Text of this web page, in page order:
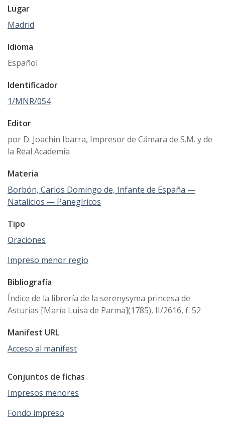
Lugar
Madrid
Idioma
Español
Identificador
1/MNR/054
Editor
por D. Joachin Ibarra, Impresor de Cámara de S.M. y de
la Real Academia
Materia
Borbón, Carlos Domingo de, Infante de España —
Natalicios — Panegíricos
Tipo
Oraciones
Impreso menor regio
Bibliografía
Índice de la librería de la serenysyma princesa de
Asturias [María Luisa de Parma](1785), II/2616, f. 52
Manifest URL
Acceso al manifest
Conjuntos de fichas
Impresos menores
Fondo impreso